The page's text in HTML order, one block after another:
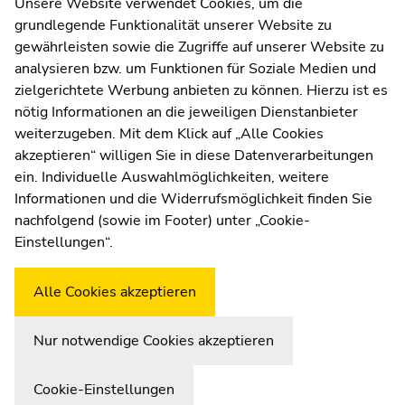
Moodle
UNIGRAZonline
Impressum
Datenschutzerklärung
Cookie-Einstellungen
Barrierefreiheitserklärung
WetterstationUni Graz
grundlegende Funktionalität unserer Website zu
gewährleisten sowie die Zugriffe auf unserer Website zu
analysieren bzw. um Funktionen für Soziale Medien und
zielgerichtete Werbung anbieten zu können. Hierzu ist es
nötig Informationen an die jeweiligen Dienstanbieter
weiterzugeben. Mit dem Klick auf „Alle Cookies
akzeptieren“ willigen Sie in diese Datenverarbeitungen
ein. Individuelle Auswahlmöglichkeiten, weitere
Informationen und die Widerrufsmöglichkeit finden Sie
nachfolgend (sowie im Footer) unter „Cookie-
Einstellungen“.
Alle Cookies akzeptieren
Nur notwendige Cookies akzeptieren
Cookie-Einstellungen